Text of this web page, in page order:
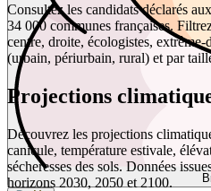
Consultez les candidats déclarés
34 000 communes françaises.
centre, droite, écologistes,
(urbain, périurbain, rural) et par
Projections
Découvrez les projections
canicule, température estivale,
sécheresses des sols. Données
horizons 2030, 2050 et 2100.